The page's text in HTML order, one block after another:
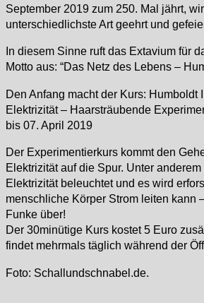
September 2019 zum 250. Mal jährt,
unterschiedlichste Art geehrt und
In diesem Sinne ruft das Extavium für
Motto aus: “Das Netz des Lebens –
Den Anfang macht der Kurs: Humboldt
Elektrizität – Haarsträubende
bis 07. April 2019
Der Experimentierkurs kommt den
Elektrizität auf die Spur. Unter
Elektrizität beleuchtet und es wird
menschliche Körper Strom leiten kann
Funke über!
Der 30minütige Kurs kostet 5 Euro
findet mehrmals täglich während der
Foto: Schallundschnabel.de.